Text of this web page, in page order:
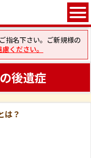
指名下さい。ご新規様の
ください。
後遺症
は？